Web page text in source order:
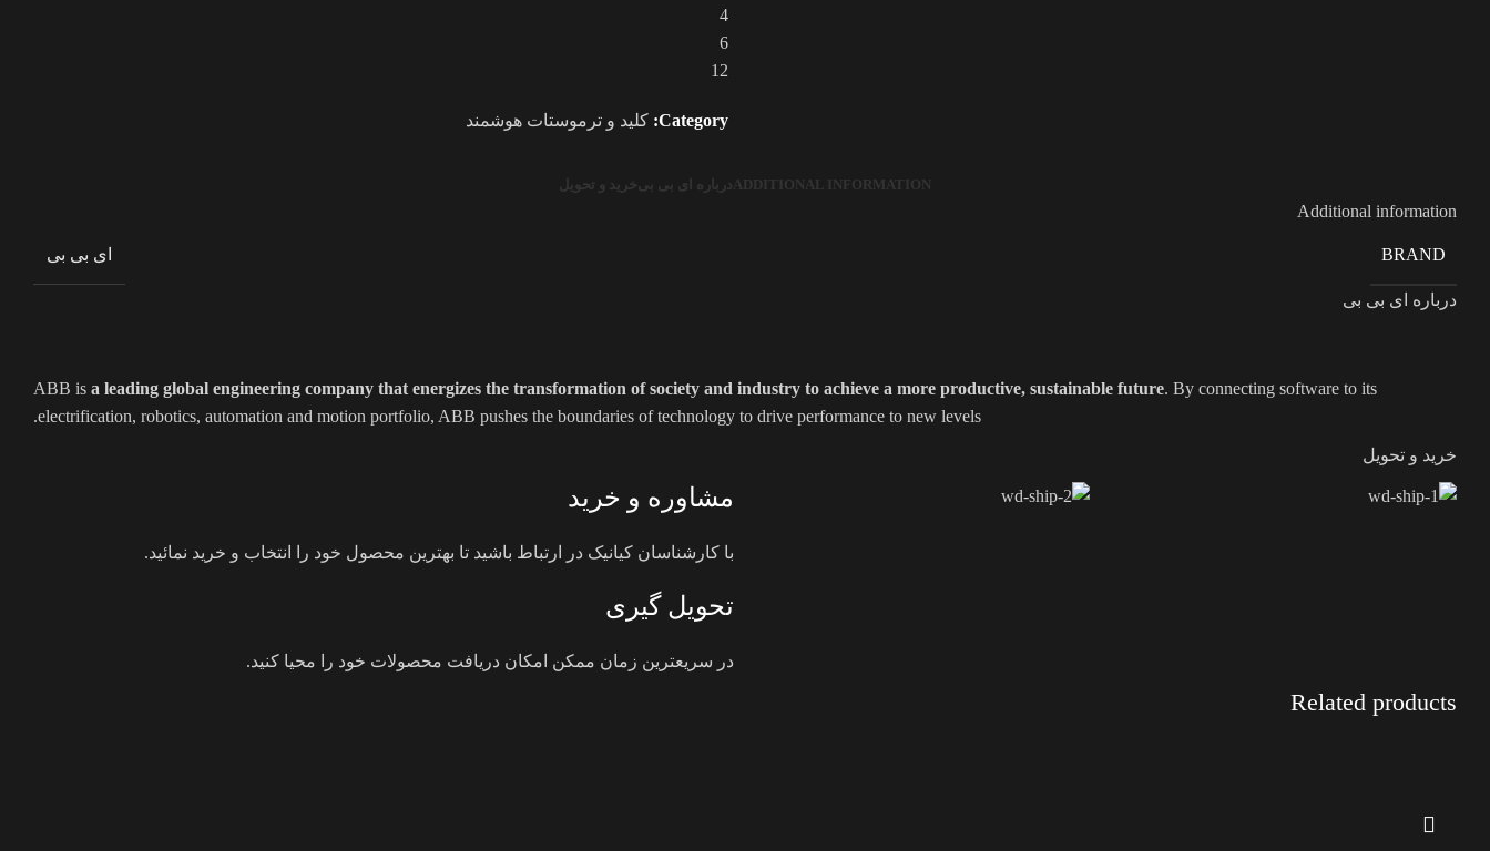
4
6
12
Category: کلید و ترموستات هوشمند
ADDITIONAL INFORMATION درباره ای بی بیخرید و تحویل
Additional information
BRAND ای بی بی
درباره ای بی بی
ABB is a leading global engineering company that energizes the transformation of society and industry to achieve a more productive, sustainable future. By connecting software to its
electrification, robotics, automation and motion portfolio, ABB pushes the boundaries of technology to drive performance to new levels.
خرید و تحویل
مشاوره و خرید
با کارشناسان کیانیک در ارتباط باشید تا بهترین محصول خود را انتخاب و خرید نمائید.
تحویل گیری
در سریعترین زمان ممکن امکان دریافت محصولات خود را محیا کنید.
Related products